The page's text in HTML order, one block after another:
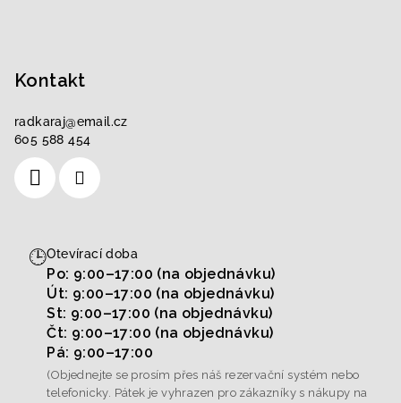
Kontakt
radkaraj@email.cz
605 588 454
🕒Otevírací doba
Po: 9:00–17:00 (na objednávku)
Út: 9:00–17:00 (na objednávku)
St: 9:00–17:00 (na objednávku)
Čt: 9:00–17:00 (na objednávku)
Pá: 9:00–17:00
(Objednejte se prosím přes náš rezervační systém nebo
telefonicky. Pátek je vyhrazen pro zákazníky s nákupy na